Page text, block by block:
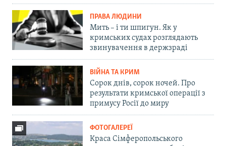
ПРАВА ЛЮДИНИ
Мить – і ти шпигун. Як у
кримських судах розглядають
звинувачення в держзраді
ВІЙНА ТА КРИМ
Сорок днів, сорок ночей. Про
результати кримської операції з
примусу Росії до миру
ФОТОГАЛЕРЕЇ
Краса Сімферопольського